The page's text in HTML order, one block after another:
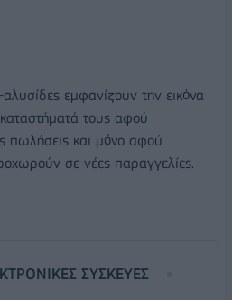
αλυσίδες εμφανίζουν την εικόνα
τους αφού
πωλήσεις και μόνο αφού
σε νέες παραγγελίες.
ΣΥΣΚΕΥΕΣ